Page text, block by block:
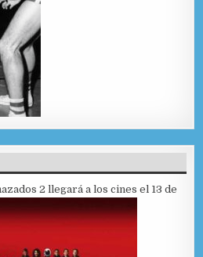
2 llegará a los cines el 13 de